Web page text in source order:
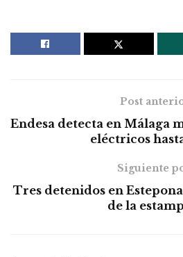
Post
Endesa detecta en Málaga
eléctricos
Siguiente
Tres detenidos en
de la